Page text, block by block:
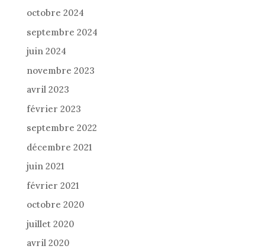
octobre 2024
septembre 2024
juin 2024
novembre 2023
avril 2023
février 2023
septembre 2022
décembre 2021
juin 2021
février 2021
octobre 2020
juillet 2020
avril 2020